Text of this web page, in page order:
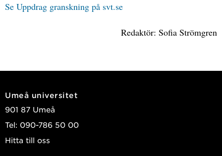
Se Uppdrag granskning på svt.se
Redaktör: Sofia Strömgren
Umeå universitet
901 87 Umeå
Tel: 090-786 50 00
Hitta till oss